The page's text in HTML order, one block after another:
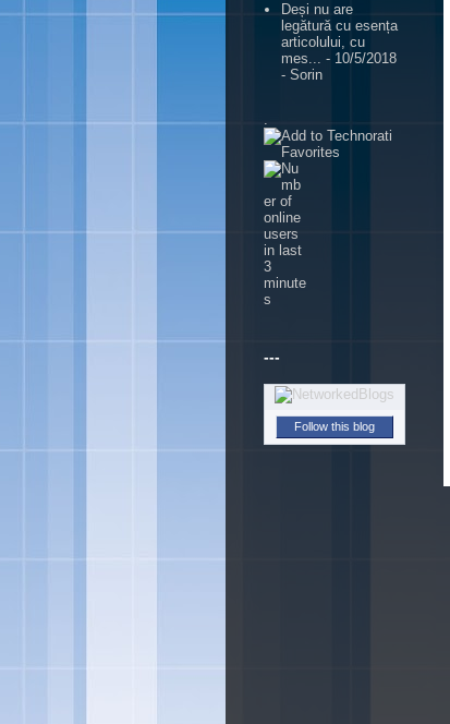
Deși nu are
legătură cu esența
articolului, cu
mes... - 10/5/2018
- Sorin
---
Follow this blog